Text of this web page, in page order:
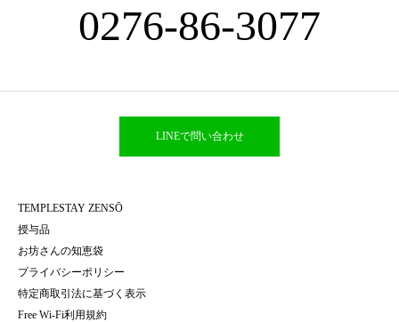
0276-86-3077
LINEで問い合わせ
TEMPLESTAY ZENSŌ
授与品
お坊さんの知恵袋
プライバシーポリシー
特定商取引法に基づく表示
Free Wi-Fi利用規約